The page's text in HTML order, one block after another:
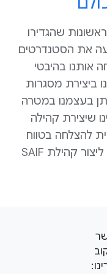
ממש כמו
מספר גדול של
הן מתבססות על
נתונים, הן צורכות
אפשר להשתמש
החלטות
והן יכולות
להיות פוגעני
להיתפס
מההתחלה.
עם מדריך
את הסטנדרטים
אותנו בהיבטי
ביצירת מסגרות
בעצמנו במטרה
שיצירת קהילה
להצלחה בטווח
הארוך. זו הסיבה שאנחנו שמחים ליצור קהילת SAIF